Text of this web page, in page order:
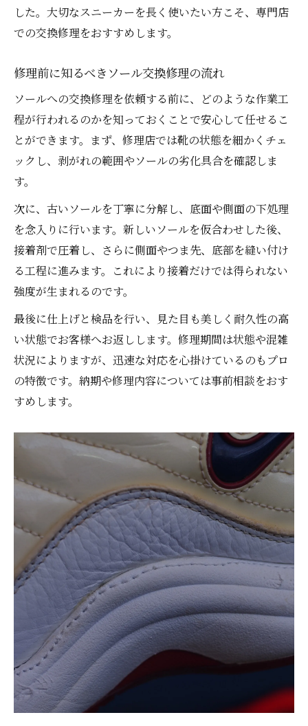
した。大切なスニーカーを長く使いたい方こそ、専門店
での交換修理をおすすめします。
修理前に知るべきソール交換修理の流れ
ソールへの交換修理を依頼する前に、どのような作業工
程が行われるのかを知っておくことで安心して任せるこ
とができます。まず、修理店では靴の状態を細かくチェ
ックし、剥がれの範囲やソールの劣化具合を確認しま
す。
次に、古いソールを丁寧に分解し、底面や側面の下処理
を念入りに行います。新しいソールを仮合わせした後、
接着剤で圧着し、さらに側面やつま先、底部を縫い付け
る工程に進みます。これにより接着だけでは得られない
強度が生まれるのです。
最後に仕上げと検品を行い、見た目も美しく耐久性の高
い状態でお客様へお返しします。修理期間は状態や混雑
状況によりますが、迅速な対応を心掛けているのもプロ
の特徴です。納期や修理内容については事前相談をおす
すめします。